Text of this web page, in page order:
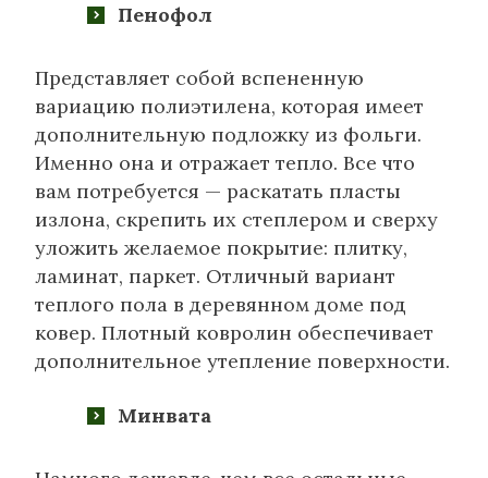
Пенофол
Представляет собой вспененную
вариацию полиэтилена, которая имеет
дополнительную подложку из фольги.
Именно она и отражает тепло. Все что
вам потребуется — раскатать пласты
излона, скрепить их степлером и сверху
уложить желаемое покрытие: плитку,
ламинат, паркет. Отличный вариант
теплого пола в деревянном доме под
ковер. Плотный ковролин обеспечивает
дополнительное утепление поверхности.
Минвата